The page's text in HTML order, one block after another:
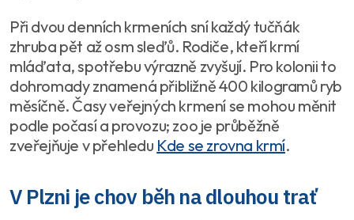
Při dvou denních krmeních sní každý tučňák
zhruba pět až osm sleďů. Rodiče, kteří krmí
mláďata, spotřebu výrazně zvyšují. Pro kolonii to
dohromady znamená přibližně 400 kilogramů ryb
měsíčně. Časy veřejných krmení se mohou měnit
podle počasí a provozu; zoo je průběžně
zveřejňuje v přehledu Kde se zrovna krmí.
V Plzni je chov běh na dlouhou trať